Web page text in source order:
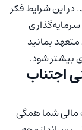
در این شرایط فکر
بمانید
بیشتر شود.
اجتناب
مالی شما همگی